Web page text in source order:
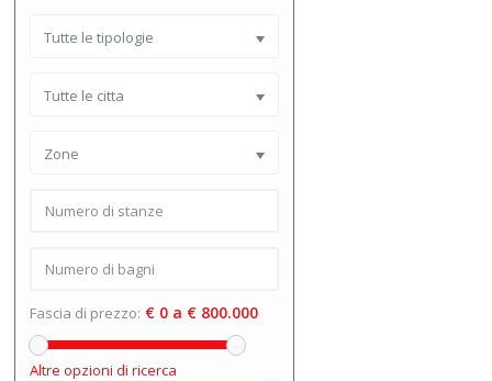
Tutte le tipologie
Tutte le citta
Zone
Fascia di prezzo: € 0 a € 800.000
Altre opzioni di ricerca